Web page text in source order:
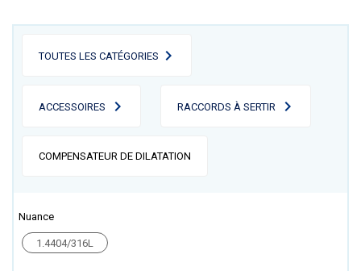
TOUTES LES CATÉGORIES
ACCESSOIRES RACCORDS À SERTIR
COMPENSATEUR DE DILATATION
Nuance
1.4404/316L